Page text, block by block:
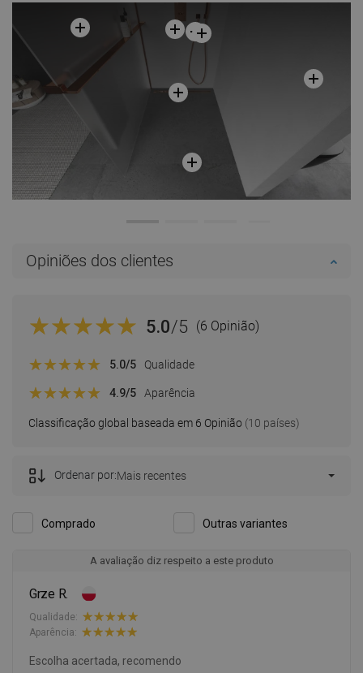
Opiniões dos clientes
5.0/5 (6 Opinião)
Classificação global baseada em 6 Opinião (10 países)
5.0/5 Qualidade
4.9/5 Aparência
Comprado Outras variantes
Ordenar por:Mais recentes
A avaliação diz respeito a este produto
Grze R.
Qualidade:
Aparência:
Escolha acertada, recomendo